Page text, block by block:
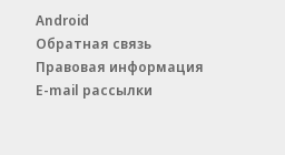
Android
Обратная связь
Правовая информация
E-mail рассылки